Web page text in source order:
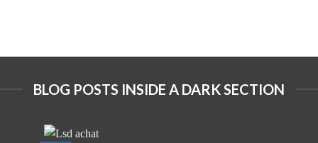
BLOG POSTS INSIDE A DARK SECTION